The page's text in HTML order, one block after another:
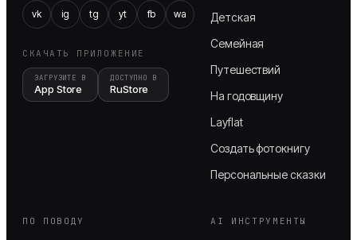
vk ig tg yt fb wa
СКАЧАТЬ ПРИЛОЖЕНИЕ
ЗАГРУЗИТЕ В
App Store
ДОСТУПНО В
RuStore
Детская
Семейная
Путешествий
На годовщину
Layflat
Создать фотокнигу
Персональные сказки
ПО ПОВОДУ AI ИНСТРУМЕНТЫ